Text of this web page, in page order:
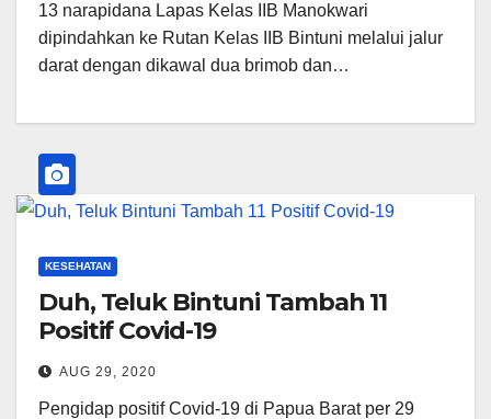
13 narapidana Lapas Kelas IIB Manokwari
dipindahkan ke Rutan Kelas IIB Bintuni melalui jalur
darat dengan dikawal dua brimob dan…
KESEHATAN
Duh, Teluk Bintuni Tambah 11
Positif Covid-19
AUG 29, 2020
Pengidap positif Covid-19 di Papua Barat per 29